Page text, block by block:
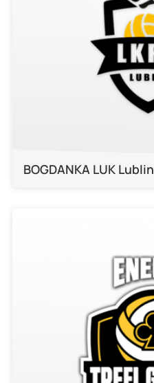
BOGDANKA LUK Lublin